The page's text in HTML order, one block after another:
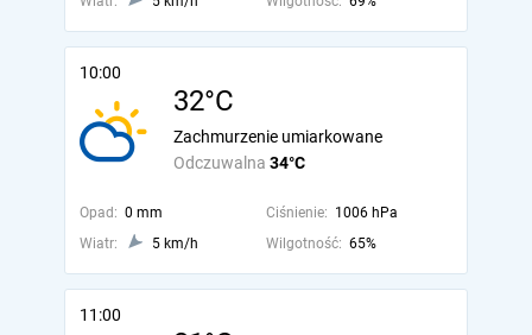
10:00
32°C
Odczuwalna 34°C
Zachmurzenie umiarkowane
Opad: 0 mm Ciśnienie: 1006 hPa
Wiatr:
5 km/h Wilgotność: 65%
11:00